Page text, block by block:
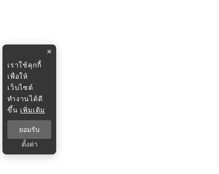
×
เราใช้คุกกี้
เพื่อให้
เว็บไซต์
ทำงานได้ดี
ขึ้น เพิ่มเติม
ยอมรับ
ตั้งค่า